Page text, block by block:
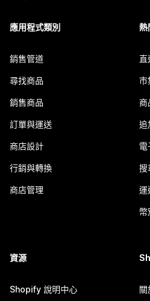
應用程式類別
銷售管道
尋找商品
銷售商品
訂單與運送
商店設計
行銷與轉換
商店管理
熱
市
商
追
電
搜
運
幣
資源
Shopify 說明中心 關